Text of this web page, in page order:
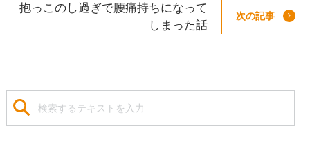
次の記事
抱っこのし過ぎで腰痛持ちになって
しまった話